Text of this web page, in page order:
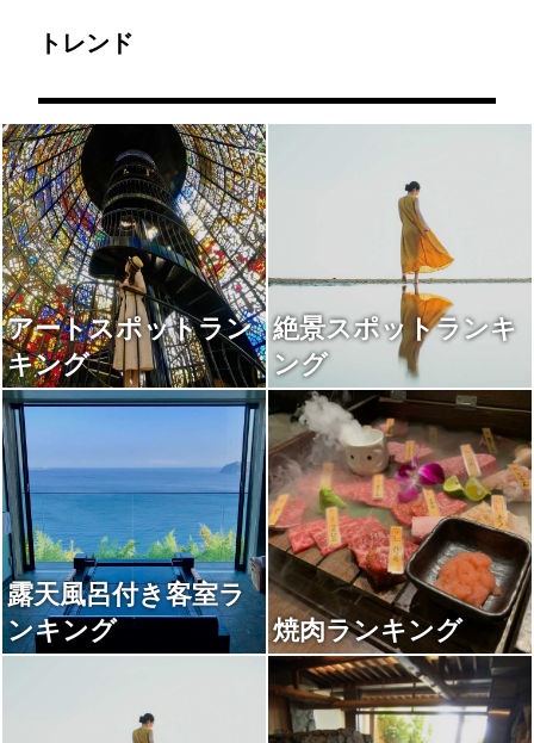
トレンド
アートスポットラン
キング
絶景スポットランキ
ング
露天風呂付き客室ラ
ンキング
焼肉ランキング